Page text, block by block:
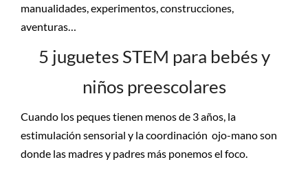
manualidades, experimentos, construcciones,
aventuras…
5 juguetes STEM para bebés y
niños preescolares
Cuando los peques tienen menos de 3 años, la
estimulación sensorial y la coordinación ojo-mano son
donde las madres y padres más ponemos el foco.